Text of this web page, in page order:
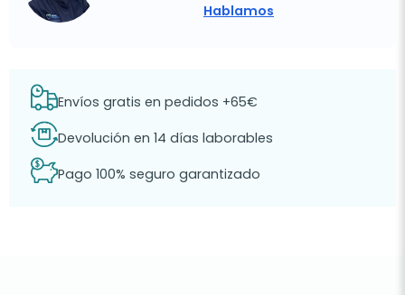
Hablamos
Envíos gratis en pedidos +65€
Devolución en 14 días laborables
Pago 100% seguro garantizado